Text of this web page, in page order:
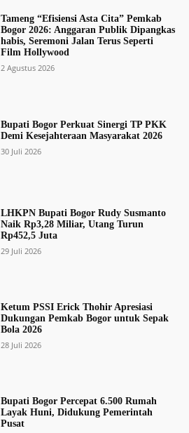
Tameng “Efisiensi Asta Cita” Pemkab
Bogor 2026: Anggaran Publik Dipangkas
habis, Seremoni Jalan Terus Seperti
Film Hollywood
2 Agustus 2026
Bupati Bogor Perkuat Sinergi TP PKK
Demi Kesejahteraan Masyarakat 2026
30 Juli 2026
LHKPN Bupati Bogor Rudy Susmanto
Naik Rp3,28 Miliar, Utang Turun
Rp452,5 Juta
29 Juli 2026
Ketum PSSI Erick Thohir Apresiasi
Dukungan Pemkab Bogor untuk Sepak
Bola 2026
28 Juli 2026
Bupati Bogor Percepat 6.500 Rumah
Layak Huni, Didukung Pemerintah
Pusat